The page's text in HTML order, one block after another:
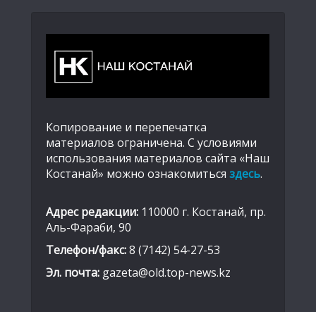
Копирование и перепечатка
материалов ограничена. С условиями
использования материалов сайта «Наш
Костанай» можно ознакомиться здесь.
Адрес редакции: 110000 г. Костанай, пр.
Аль-Фараби, 90
Телефон/факс:8 (7142) 54-27-53
Эл. почта: gazeta@old.top-news.kz